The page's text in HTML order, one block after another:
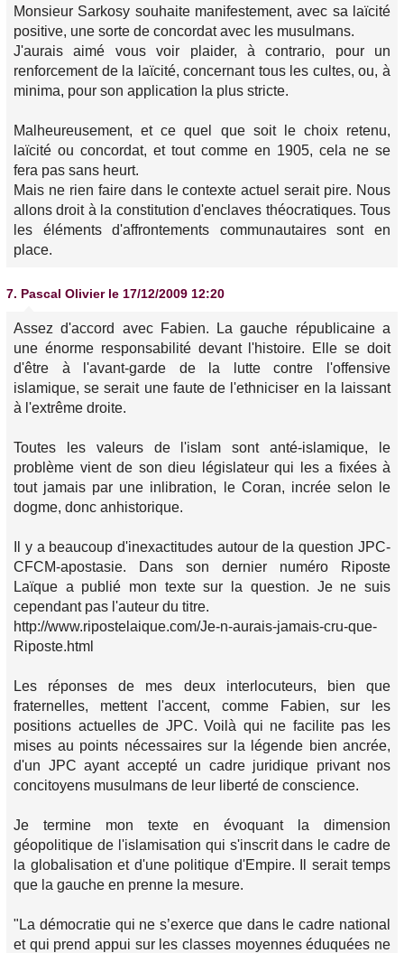
Monsieur Sarkosy souhaite manifestement, avec sa laïcité
positive, une sorte de concordat avec les musulmans.
J'aurais aimé vous voir plaider, à contrario, pour un
renforcement de la laïcité, concernant tous les cultes, ou, à
minima, pour son application la plus stricte.
Malheureusement, et ce quel que soit le choix retenu,
laïcité ou concordat, et tout comme en 1905, cela ne se
fera pas sans heurt.
Mais ne rien faire dans le contexte actuel serait pire. Nous
allons droit à la constitution d'enclaves théocratiques. Tous
les éléments d'affrontements communautaires sont en
place.
7. Pascal Olivier le 17/12/2009 12:20
Assez d'accord avec Fabien. La gauche républicaine a
une énorme responsabilité devant l'histoire. Elle se doit
d'être à l'avant-garde de la lutte contre l'offensive
islamique, se serait une faute de l'ethniciser en la laissant
à l'extrême droite.
Toutes les valeurs de l'islam sont anté-islamique, le
problème vient de son dieu législateur qui les a fixées à
tout jamais par une inlibration, le Coran, incrée selon le
dogme, donc anhistorique.
Il y a beaucoup d'inexactitudes autour de la question JPC-
CFCM-apostasie. Dans son dernier numéro Riposte
Laïque a publié mon texte sur la question. Je ne suis
cependant pas l'auteur du titre.
http://www.ripostelaique.com/Je-n-aurais-jamais-cru-que-
Riposte.html
Les réponses de mes deux interlocuteurs, bien que
fraternelles, mettent l'accent, comme Fabien, sur les
positions actuelles de JPC. Voilà qui ne facilite pas les
mises au points nécessaires sur la légende bien ancrée,
d'un JPC ayant accepté un cadre juridique privant nos
concitoyens musulmans de leur liberté de conscience.
Je termine mon texte en évoquant la dimension
géopolitique de l'islamisation qui s'inscrit dans le cadre de
la globalisation et d'une politique d'Empire. Il serait temps
que la gauche en prenne la mesure.
"La démocratie qui ne s’exerce que dans le cadre national
et qui prend appui sur les classes moyennes éduquées ne